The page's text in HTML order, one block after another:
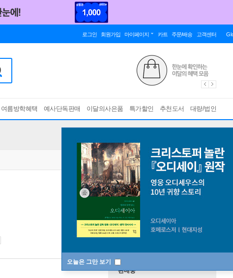
로그인 회원가입 마이페이지 카트 주문/배송 고객센터
여름방학혜택 예사단독판매 이달의사은품 특가할인 추천도서 대량/법인
오늘은 그만 보기
판매중